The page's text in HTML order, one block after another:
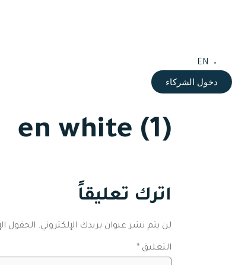
EN
دخول الشركاء
en white (1)
اترك تعليقاً
لن يتم نشر عنوان بريدك الإلكتروني. الحقول
التعليق *